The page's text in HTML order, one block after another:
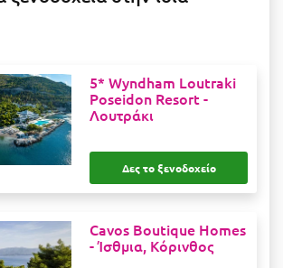
5* Wyndham Loutraki
Poseidon Resort -
Λουτράκι
Δες το ξενοδοχείο
Cavos Boutique Homes
-Ίσθμια, Κόρινθος